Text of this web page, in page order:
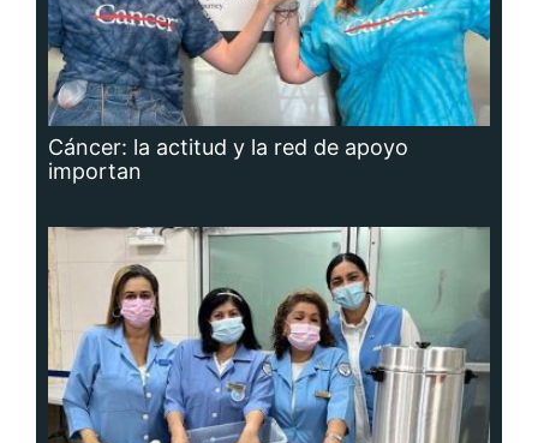
Cáncer: la actitud y la red de apoyo
importan